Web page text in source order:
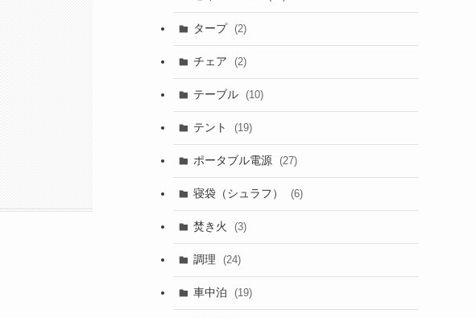
タープ (2)
チェア (2)
テーブル (10)
テント (19)
ポータブル電源 (27)
寝袋（シュラフ） (6)
焚き火 (3)
調理 (24)
車中泊 (19)